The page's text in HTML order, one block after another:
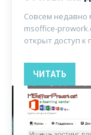
Совсем недавно
msoffice-
открыт доступ к
ЧИТАТЬ